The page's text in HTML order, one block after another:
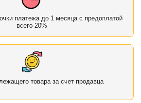
платежа до 1 месяца с предоплатой
всего 20%
товара за счет продавца